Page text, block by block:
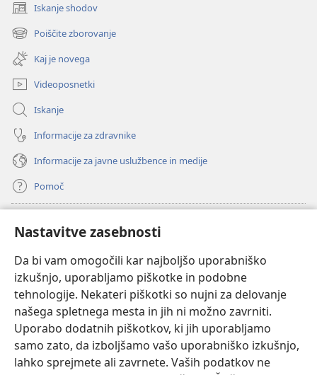
Nastavitve zasebnosti
Da bi vam omogočili kar najboljšo uporabniško
izkušnjo, uporabljamo piškotke in podobne
tehnologije. Nekateri piškotki so nujni za delovanje
našega spletnega mesta in jih ni možno zavrniti.
Uporabo dodatnih piškotkov, ki jih uporabljamo
samo zato, da izboljšamo vašo uporabniško izkušnjo,
lahko sprejmete ali zavrnete. Vaših podatkov ne
Iskanje shodov
(odpre
novo
okno)
Poiščite zborovanje
(odpre
novo
okno)
Kaj je novega
Videoposnetki
Iskanje
Informacije za zdravnike
Informacije za javne uslužbence in medije
Pomoč
(odpre
novo
okno) Watchtowerjeva SPLETNA KNJIŽNICA™
(odpre
novo
okno) JW Hub
(odpre
novo
okno)JW Library
Watchtower Library